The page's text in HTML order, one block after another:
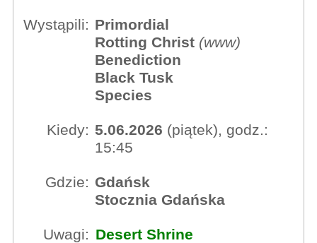
Wystąpili: Primordial
Rotting Christ (www)
Benediction
Black Tusk
Species
Kiedy: 5.06.2026 (piątek), godz.:
15:45
Gdzie: Gdańsk
Stocznia Gdańska
Uwagi: Desert Shrine